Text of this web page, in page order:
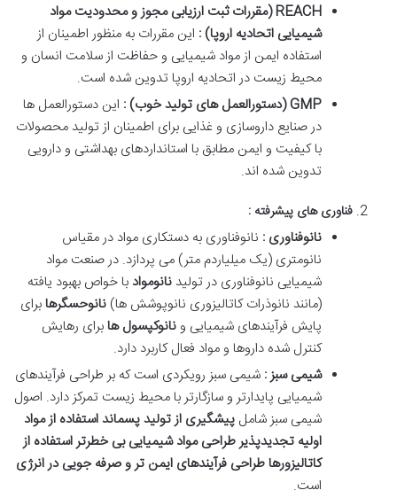
REACH ( مقررات ثبت ارزیابی مجوز و محدودیت مواد
شیمیایی اتحادیه اروپا)
: این مقررات به منظور اطمینان از
استفاده ایمن از مواد شیمیایی و حفاظت از سلامت انسان و
محیط زیست در اتحادیه اروپا تدوین شده است.
GMP ( دستورالعمل های تولید خوب)
: این دستورالعمل ها
در صنایع داروسازی و غذایی برای اطمینان از تولید محصولات
با کیفیت و ایمن مطابق با استانداردهای بهداشتی و دارویی
تدوین شده اند.
فناوری های پیشرفته :
نانوفناوری : نانوفناوری به دستکاری مواد در مقیاس
نانومتری (یک میلیاردم متر) می پردازد. در صنعت مواد
شیمیایی نانوفناوری در تولیدنانومواد با خواص بهبود یافته
(مانند نانوذرات کاتالیزوری نانوپوشش ها) نانوحسگرهابرای
پایش فرآیندهای شیمیایی ونانوکپسول هابرای رهایش
کنترل شده داروها و مواد فعال کاربرد دارد.
شیمی سبز : شیمی سبز رویکردی است که بر طراحی فرآیندهای
شیمیایی پایدارتر و سازگارتر با محیط زیست تمرکز دارد. اصول
شیمی سبز شامل پیشگیری از تولید پسماند استفاده از مواد
اولیه تجدیدپذیر طراحی مواد شیمیایی بی خطرتر استفاده از
کاتالیزورها طراحی فرآیندهای ایمن تر و صرفه جویی در انرژی
است.